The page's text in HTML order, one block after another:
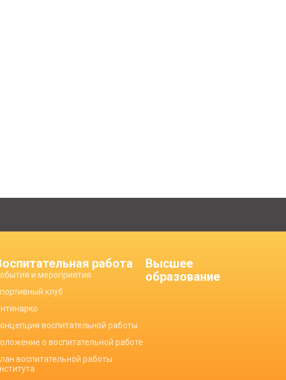
работа
и мероприятия
клуб
воспитательной работы
о воспитательной работе
воспитательной работы
Высшее
образование